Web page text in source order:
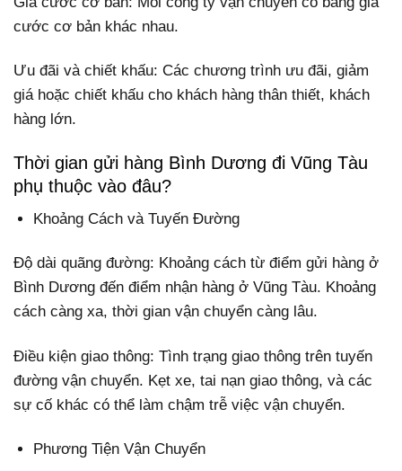
cước cơ bản khác nhau.
Ưu đãi và chiết khấu: Các chương trình ưu đãi, giảm
giá hoặc chiết khấu cho khách hàng thân thiết, khách
hàng lớn.
Thời gian gửi hàng Bình Dương đi Vũng Tàu
phụ thuộc vào đâu?
Khoảng Cách và Tuyến Đường
Độ dài quãng đường: Khoảng cách từ điểm gửi hàng ở
Bình Dương đến điểm nhận hàng ở Vũng Tàu. Khoảng
cách càng xa, thời gian vận chuyển càng lâu.
Điều kiện giao thông: Tình trạng giao thông trên tuyến
đường vận chuyển. Kẹt xe, tai nạn giao thông, và các
sự cố khác có thể làm chậm trễ việc vận chuyển.
Phương Tiện Vận Chuyển